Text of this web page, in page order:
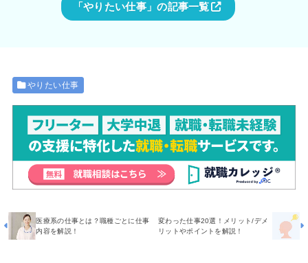
「やりたい仕事」の記事一覧
やりたい仕事
医療系の仕事とは？職種ごとに仕事
内容を解説！
変わった仕事20選！メリット/デメ
リットやポイントを解説！